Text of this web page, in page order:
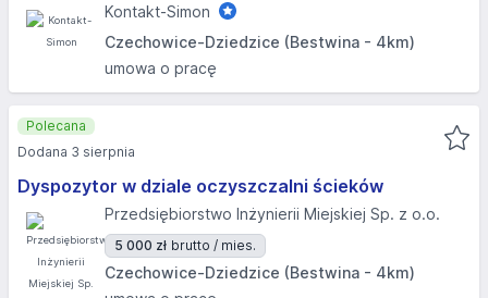
Kontakt-Simon
Czechowice-Dziedzice (Bestwina - 4km)
umowa o pracę
Dyspozytor w dziale oczyszczalni ścieków
Przedsiębiorstwo Inżynierii Miejskiej Sp. z o.o.
5 000 zł brutto / mies.
Czechowice-Dziedzice (Bestwina - 4km)
Polecana
Dodana 3 sierpnia